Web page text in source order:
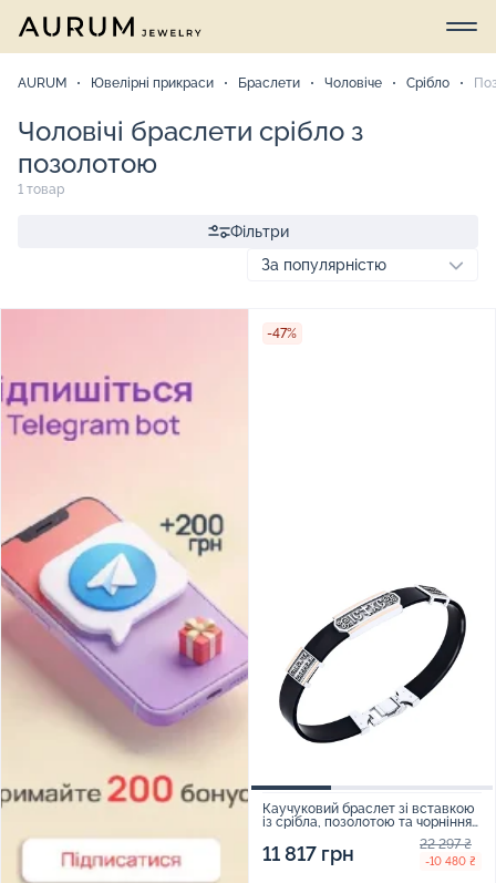
AURUM Ювелірні прикраси Браслети Чоловіче Срібло
Чоловічі браслети срібло з
позолотою
1 товар
Фільтри
-47%
Каучуковий браслет зі вставкою
із срібла, позолотою та чорнінням
11 817 грн 22 297 ₴
-10 480 ₴